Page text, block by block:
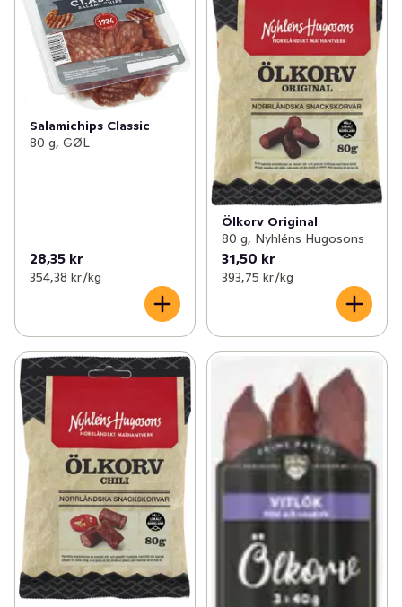
Salamichips Classic
80 g, GØL
28,35 kr
354,38 kr /kg
Ölkorv Original
80 g, Nyhléns Hugosons
31,50 kr
393,75 kr /kg